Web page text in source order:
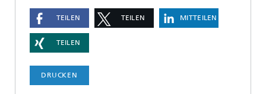
TEILEN TEILEN MITTEILEN
TEILEN
DRUCKEN